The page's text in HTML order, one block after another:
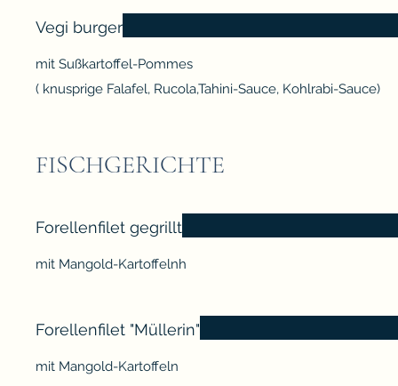
Vegi burger
mit Sußkartoffel-Pommes
FISCHGERICHTE
Forellenfilet gegrillt
mit Mangold-Kartoffelnh
Forellenfilet "Müllerin"
mit Mangold-Kartoffeln